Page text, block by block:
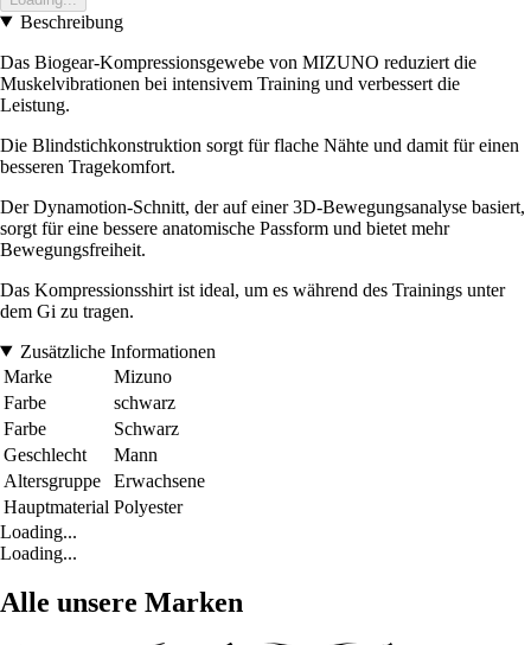
Beschreibung
Das Biogear-Kompressionsgewebe von MIZUNO reduziert die
Muskelvibrationen bei intensivem Training und verbessert die
Leistung.
Die Blindstichkonstruktion sorgt für flache Nähte und damit für einen
besseren Tragekomfort.
Der Dynamotion-Schnitt, der auf einer 3D-Bewegungsanalyse basiert,
sorgt für eine bessere anatomische Passform und bietet mehr
Bewegungsfreiheit.
Das Kompressionsshirt ist ideal, um es während des Trainings unter
dem Gi zu tragen.
Zusätzliche Informationen
Marke
Mizuno
Farbe
schwarz
Farbe
Schwarz
Geschlecht
Mann
Altersgruppe
Erwachsene
Hauptmaterial Polyester
Loading...
Loading...
Alle unsere Marken